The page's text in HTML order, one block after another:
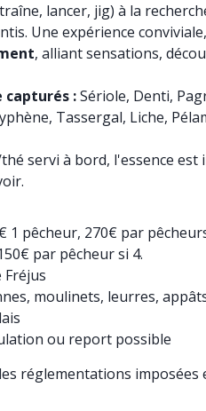
lancer, jig) à la
Une expérience conviviale,
, alliant sensations,
capturés :Sériole, Denti,
Tassergal, Liche,
servi à bord, l'essence est
1 pêcheur, 270€ par
par pêcheur si 4.
Fréjus
moulinets, leurres,
ou report possible
réglementations imposées